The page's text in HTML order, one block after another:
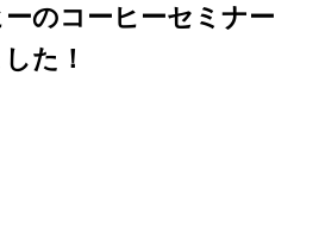
のコーヒーセミナー
た！